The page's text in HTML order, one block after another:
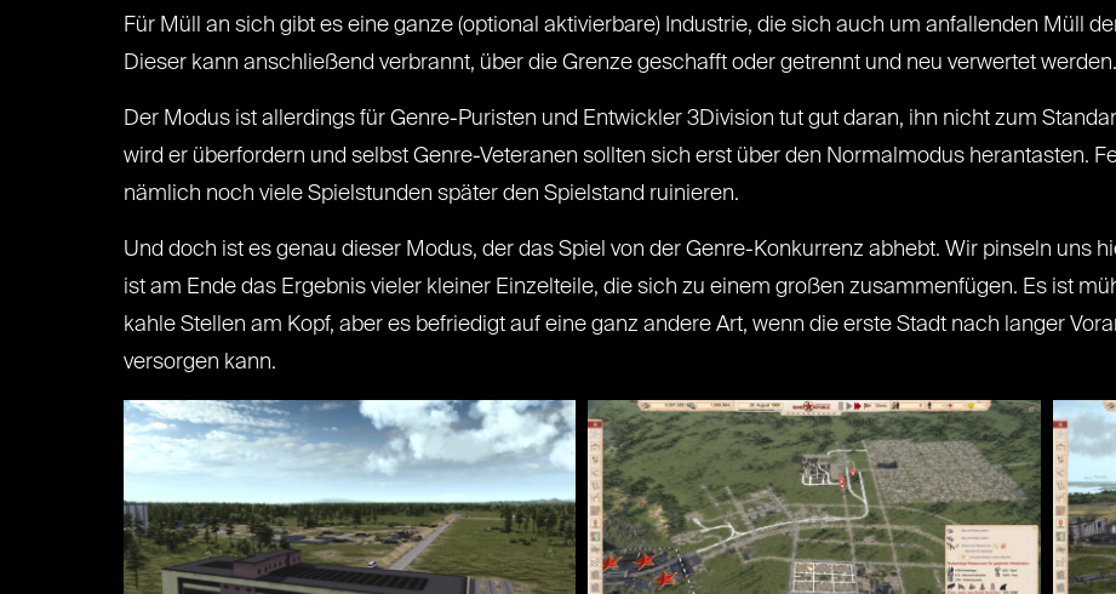
Für Müll an sich gibt es eine ganze (optional aktivierbare) Industrie, die sich auch um anfallenden Müll
Dieser kann anschließend verbrannt, über die Grenze geschafft oder getrennt und neu verwertet werden.
Der Modus ist allerdings für Genre-Puristen und Entwickler 3Division tut gut daran, ihn nicht zum
wird er überfordern und selbst Genre-Veteranen sollten sich erst über den Normalmodus herantasten.
nämlich noch viele Spielstunden später den Spielstand ruinieren.
Und doch ist es genau dieser Modus, der das Spiel von der Genre-Konkurrenz abhebt. Wir pinseln uns
ist am Ende das Ergebnis vieler kleiner Einzelteile, die sich zu einem großen zusammenfügen. Es ist
kahle Stellen am Kopf, aber es befriedigt auf eine ganz andere Art, wenn die erste Stadt nach langer
versorgen kann.